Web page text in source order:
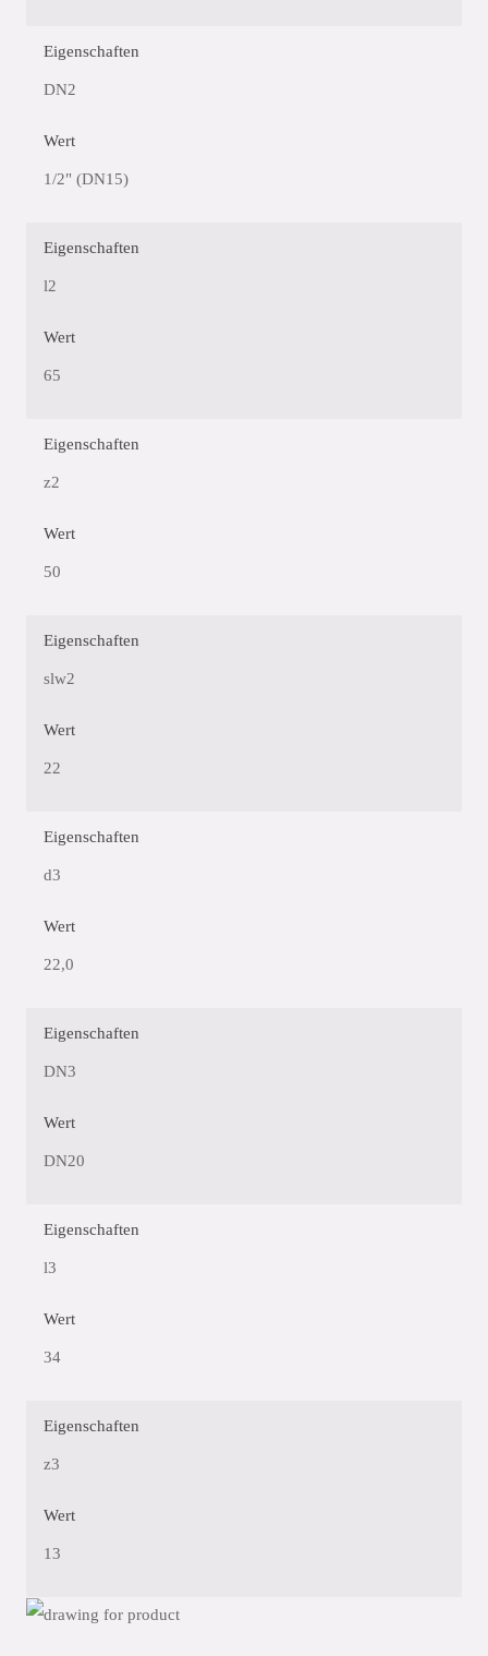
Eigenschaften
DN2
Wert
1/2" (DN15)
Eigenschaften
l2
Wert
65
Eigenschaften
z2
Wert
50
Eigenschaften
slw2
Wert
22
Eigenschaften
d3
Wert
22,0
Eigenschaften
DN3
Wert
DN20
Eigenschaften
l3
Wert
34
Eigenschaften
z3
Wert
13